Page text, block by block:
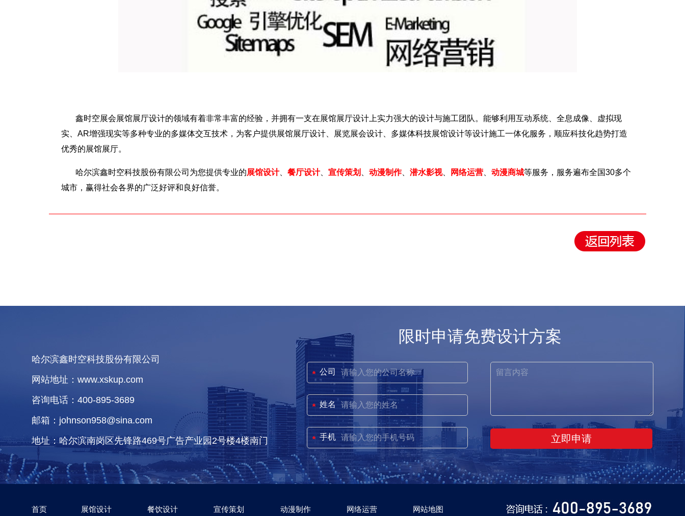
鑫时空展会展馆展厅设计的领域有着非常丰富的经验，并拥有一支在展馆展厅设计上实力强大的设计与施工团队。能够利用互动系统、全息成像、虚拟现
实、AR增强现实等多种专业的多媒体交互技术，为客户提供展馆展厅设计、展览展会设计、多媒体科技展馆设计等设计施工一体化服务，顺应科技化趋势打造
优秀的展馆展厅。
哈尔滨鑫时空科技股份有限公司为您提供专业的展馆设计、 餐厅设计、 宣传策划 动漫制作、 潜水影视、 网络运营、 动漫商城等服务，服务遍布全国30多个
城市，赢得社会各界的广泛好评和良好信誉。
哈尔滨鑫时空科技股份有限公司
网站地址：www.xskup.com
咨询电话：400-895-3689
邮箱：johnson958@sina.com
地址：哈尔滨南岗区先锋路469号广告产业园2号楼4楼南门
限时申请免费设计方案
公司
姓名
手机
首页 展馆设计 餐饮设计 宣传策划 动漫制作 网络运营 网站地图